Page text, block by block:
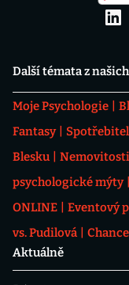
Další témata z
Moje Psychologie
Fantasy
Blesku
Nemovitosti
psychologické mýty
ONLINE
Eventový
vs. Pudilová
Aktuálně